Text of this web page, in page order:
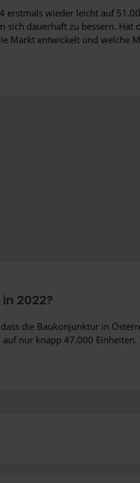
erstmals wieder leicht auf
dauerhaft zu bessern. Hat
Markt entwickelt und welche
2022?
die Baukonjunktur in
nur knapp 47.000